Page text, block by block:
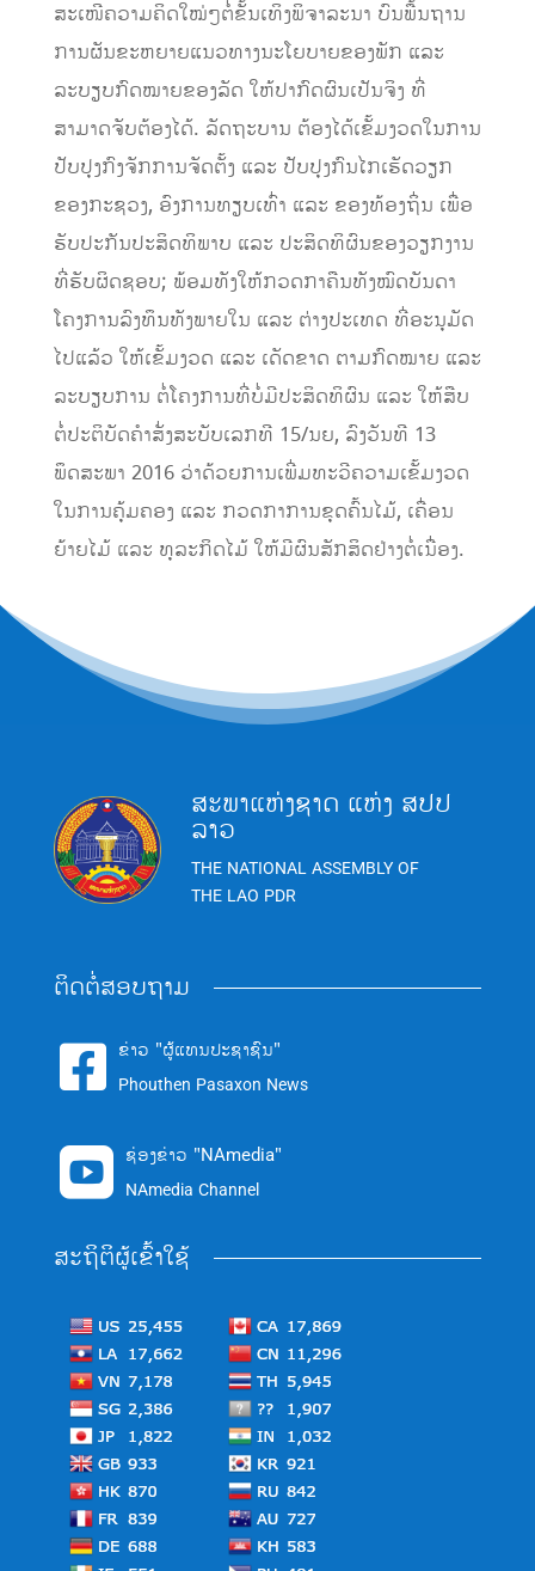
ສະເໜີຄວາມຄິດໃໝ່ໆຕໍ່ຂັ້ນເທິງພິຈາລະນາ ບົນພື້ນຖານ
ການຜັນຂະຫຍາຍແນວທາງນະໂຍບາຍຂອງພັກ ແລະ
ລະບຽບກົດໝາຍຂອງລັດ ໃຫ້ປາກົດຜົນເປັນຈິງ ທີ່
ສາມາດຈັບຕ້ອງໄດ້. ‎ລັດຖະບານ ຕ້ອງໄດ້ເຂັ້ມງວດໃນການ
ປັບປຸງກົງຈັກການຈັດຕັ້ງ ແລະ ປັບປຸງກົນໄກເຮັດວຽກ
ຂອງກະຊວງ, ອົງການທຽບເທົ່າ ແລະ ຂອງທ້ອງຖິ່ນ ເພື່ອ
ຮັບປະກັນປະສິດທິພາບ ແລະ ປະສິດທິຜົນຂອງວຽກງານ
ທີ່ຮັບຜິດຊອບ; ພ້ອມທັງໃຫ້ກວດກາຄືນທັງໝົດບັນດາ
ໂຄງການລົງທຶນທັງພາຍໃນ ແລະ ຕ່າງປະເທດ ທີ່ອະນຸມັດ
ໄປແລ້ວ ໃຫ້ເຂັ້ມງວດ ແລະ ເດັດຂາດ ຕາມກົດໝາຍ ແລະ
ລະບຽບການ ຕໍ່ໂຄງການທີ່ບໍ່ມີປະສິດທິຜົນ ແລະ ໃຫ້ສືບ
ຕໍ່ປະຕິບັດຄໍາສັ່ງສະບັບເລກທີ 15/ນຍ, ລົງວັນທີ 13
ພຶດສະພາ 2016 ວ່າດ້ວຍການເພີ່ມທະວີຄວາມເຂັ້ມງວດ
ໃນການຄຸ້ມຄອງ ແລະ ກວດກາການຂຸດຄົ້ນໄມ້, ເຄື່ອນ
ຍ້າຍໄມ້ ແລະ ທຸລະກິດໄມ້ ໃຫ້ມີຜົນສັກສິດຢ່າງຕໍ່ເນື່ອງ.
ສະພາແຫ່ງຊາດ ແຫ່ງ ສປປ
ລາວ
THE NATIONAL ASSEMBLY OF
THE LAO PDR
ຕິດຕໍ່ສອບຖາມ
 ຂ່າວ "ຜູ້ແທນປະຊາຊົນ"
Phouthen Pasaxon News
 ຊ່ອງຂ່າວ "NAmedia"
NAmedia Channel
ສະຖິຕິຜູ້ເຂົ້າໃຊ້